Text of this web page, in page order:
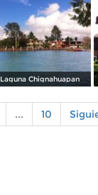
Laguna Chignahuapan
... 10